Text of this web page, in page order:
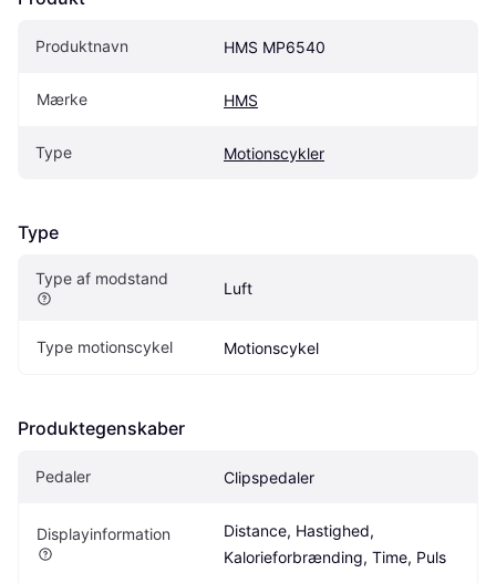
Produktnavn HMS MP6540
Mærke HMS
Type Motionscykler
Type
Type af modstand
Luft
Type motionscykel Motionscykel
Produktegenskaber
Pedaler Clipspedaler
Displayinformation
Distance, Hastighed,
Kalorieforbrænding, Time, Puls